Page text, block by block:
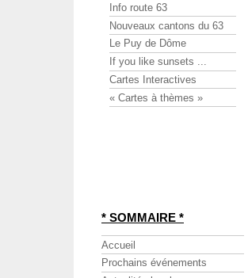
Info route 63
Nouveaux cantons du 63
Le Puy de Dôme
If you like sunsets ...
Cartes Interactives
« Cartes à thèmes »
* SOMMAIRE *
Accueil
Prochains événements